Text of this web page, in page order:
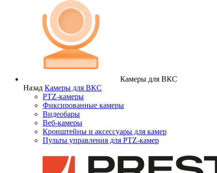
Камеры для ВКС
Назад Камеры для ВКС
PTZ-камеры
Фиксированные камеры
Видеобары
Веб-камеры
Кронштейны и аксессуары для камер
Пульты управления для PTZ-камер